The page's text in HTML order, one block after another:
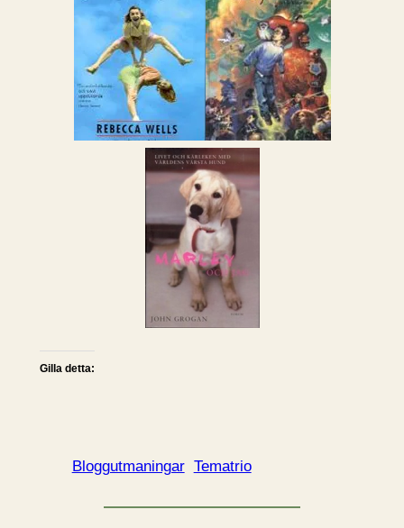
Gilla detta:
Bloggutmaningar Tematrio